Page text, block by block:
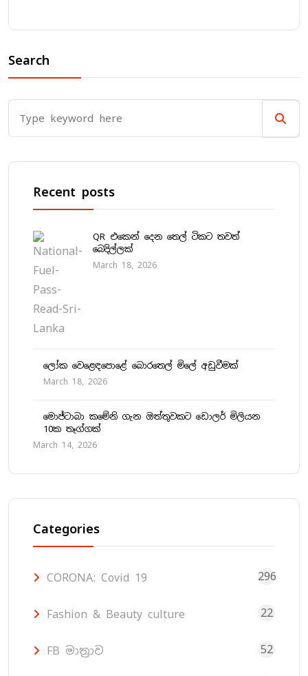
Search
Recent posts
QR එකෙන් දෙන තෙල් ටිකට තවත්
බෙදිල්ලක්
March 18, 2026
ලෝක වෙළෙඳපොළේ බොරතෙල් මිලේ අඩුවීමක්
March 18, 2026
මොජ්ටාබා කමේනි ගැන ඔත්තුවකට ඩොලර් මිලියන
10ක තෑග්ගක්
March 14, 2026
Categories
CORONA: Covid 19 296
Fashion & Beauty culture 22
FB මාත්‍රාව 52